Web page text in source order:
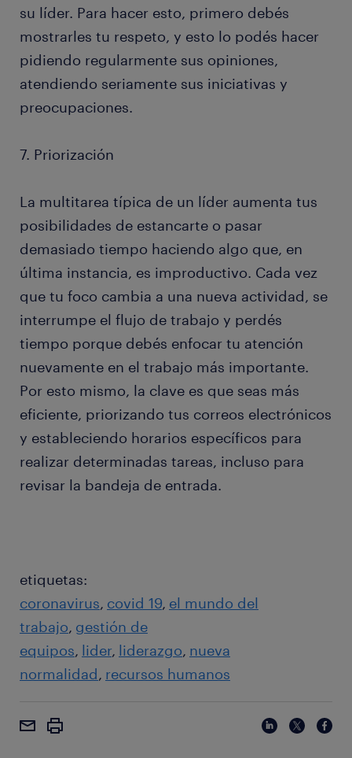
su líder. Para hacer esto, primero debés
mostrarles tu respeto, y esto lo podés hacer
pidiendo regularmente sus opiniones,
atendiendo seriamente sus iniciativas y
preocupaciones.
7. Priorización
La multitarea típica de un líder aumenta tus
posibilidades de estancarte o pasar
demasiado tiempo haciendo algo que, en
última instancia, es improductivo. Cada vez
que tu foco cambia a una nueva actividad, se
interrumpe el flujo de trabajo y perdés
tiempo porque debés enfocar tu atención
nuevamente en el trabajo más importante.
Por esto mismo, la clave es que seas más
eficiente, priorizando tus correos electrónicos
y estableciendo horarios específicos para
realizar determinadas tareas, incluso para
revisar la bandeja de entrada.
etiquetas:
coronavirus covid 19 el mundo del
trabajo gestión de
equipos lider liderazgo nueva
normalidad recursos humanos